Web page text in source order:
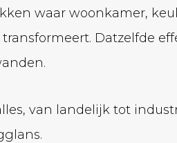
waar woonkamer,
Datzelfde
van landelijk tot